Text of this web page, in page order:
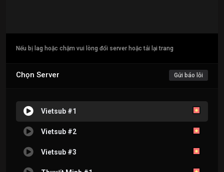
Nếu bị lag hoặc chậm vui lòng đổi server hoặc tải lại trang
Chọn Server Gửi báo lỗi
Vietsub #1
Vietsub #2
Vietsub #3